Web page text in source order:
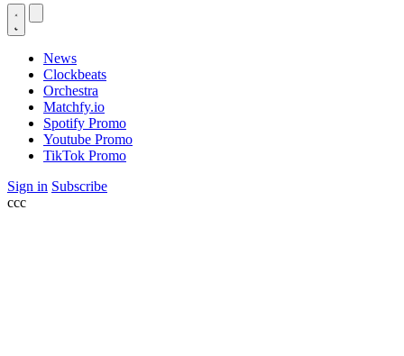
News
Clockbeats
Orchestra
Matchfy.io
Spotify Promo
Youtube Promo
TikTok Promo
Sign in Subscribe
ссс